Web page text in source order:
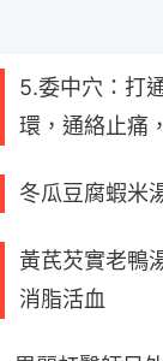
5.委中穴：打
環，通絡止痛
冬瓜豆腐蝦米
黃芪芡實老鴨
消脂活血